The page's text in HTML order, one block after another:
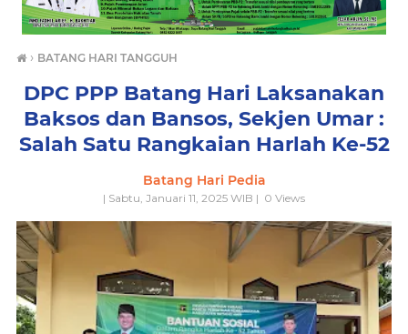
› BATANG HARI TANGGUH
DPC PPP Batang Hari Laksanakan
Baksos dan Bansos, Sekjen Umar :
Salah Satu Rangkaian Harlah Ke-52
Batang Hari Pedia
| Sabtu, Januari 11, 2025 WIB | 0 Views